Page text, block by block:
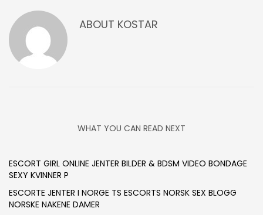
ABOUT KOSTAR
WHAT YOU CAN READ NEXT
ESCORT GIRL ONLINE JENTER BILDER & BDSM VIDEO BONDAGE
SEXY KVINNER P
ESCORTE JENTER I NORGE TS ESCORTS NORSK SEX BLOGG
NORSKE NAKENE DAMER